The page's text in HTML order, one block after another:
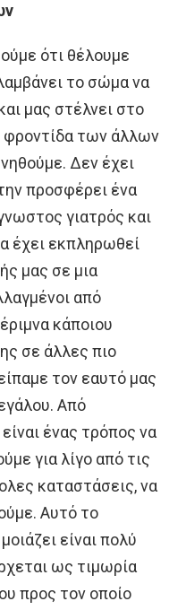
ότι θέλουμε
το σώμα να
μας στέλνει στο
φροντίδα των άλλων
Δεν έχει
προσφέρει ένα
γιατρός και
έχει εκπληρωθεί
μας σε μια
από
κάποιου
σε άλλες πιο
τον εαυτό μας
Από
ένας τρόπος να
για λίγο από τις
καταστάσεις, να
Αυτό το
είναι πολύ
ως τιμωρία
προς τον οποίο